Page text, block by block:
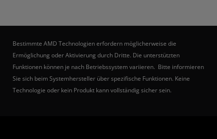
Bestimmte AMD Technologien erfordern möglicherweise die
Ermöglichung oder Aktivierung durch Dritte. Die unterstützten
Funktionen können je nach Betriebssystem variieren. Bitte informieren
Sie sich beim Systemhersteller über spezifische Funktionen. Keine
Technologie oder kein Produkt kann vollständig sicher sein.